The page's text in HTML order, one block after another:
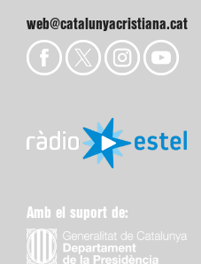
web@catalunyacristiana.cat
Amb el suport de: